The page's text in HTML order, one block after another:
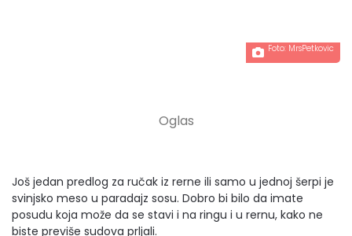
Foto: MrsPetkovic
Još jedan predlog za ručak iz rerne ili samo u jednoj šerpi je
svinjsko meso u paradajz sosu. Dobro bi bilo da imate
posudu koja može da se stavi i na ringu i u rernu, kako ne
biste previše sudova prljali.